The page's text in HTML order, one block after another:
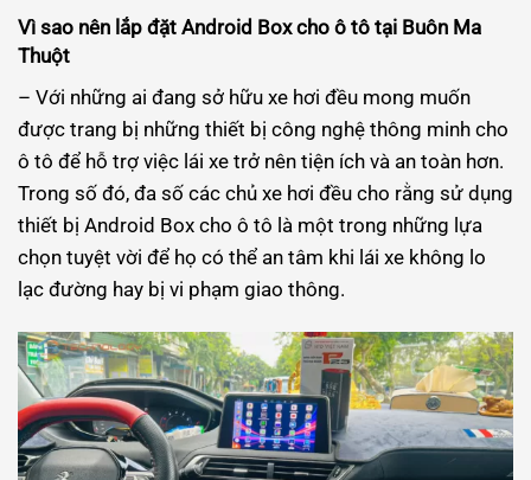
Vì sao nên lắp đặt Android Box cho ô tô tại Buôn Ma
Thuột
– Với những ai đang sở hữu xe hơi đều mong muốn
được trang bị những thiết bị công nghệ thông minh cho
ô tô để hỗ trợ việc lái xe trở nên tiện ích và an toàn hơn.
Trong số đó, đa số các chủ xe hơi đều cho rằng sử dụng
thiết bị Android Box cho ô tô là một trong những lựa
chọn tuyệt vời để họ có thể an tâm khi lái xe không lo
lạc đường hay bị vi phạm giao thông.